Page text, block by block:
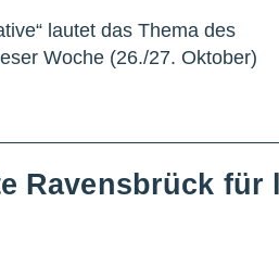
lautet das Thema des
Woche (26./27. Oktober)
Ravensbrück für